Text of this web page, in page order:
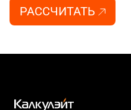
РАССЧИТАТЬ